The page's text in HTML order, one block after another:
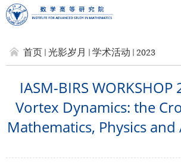
首页 光影岁月 学术活动 2023
IASM-BIRS
Vortex Dynamics: the
Mathematics, Physics